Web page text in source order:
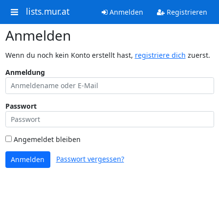
lists.mur.at Anmelden Registrieren
Anmelden
Wenn du noch kein Konto erstellt hast, registriere dich zuerst.
Anmeldung
Passwort
Angemeldet bleiben
Anmelden Passwort vergessen?